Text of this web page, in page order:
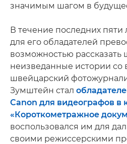
значимым шагом в
В течение последних пяти
для его обладателей
возможностью
неизведанные истории со
швейцарский
Зумштейн стал
Canon для видеографов в
«Короткометражное
воспользовался им для
своими режиссерскими